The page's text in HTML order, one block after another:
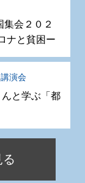
集会２０２
ナと貧困ー
講演会
と学ぶ「都